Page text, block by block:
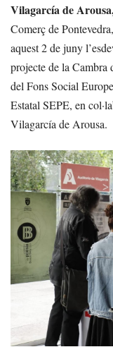
Vilagarcía de
Comerç de
aquest 2 de juny
projecte de la Cambra
del Fons Social
Estatal SEPE, en
Vilagarcía de Arousa.